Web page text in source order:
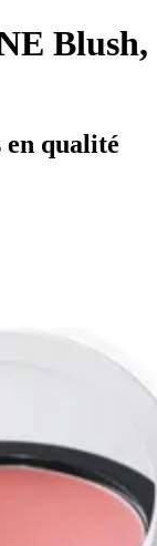
Blush,
en qualité